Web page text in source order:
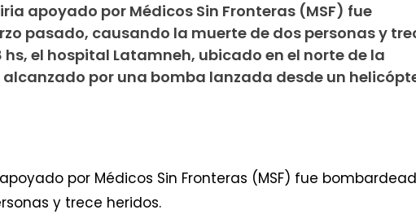
apoyado por Médicos Sin Fronteras (MSF) fue
pasado, causando la muerte de dos personas y
hs, el hospital Latamneh, ubicado en el norte de la
por una bomba lanzada desde un
por Médicos Sin Fronteras (MSF) fue
y trece heridos.